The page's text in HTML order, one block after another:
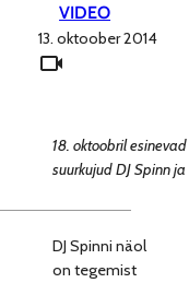
VIDEO
13. oktoober 2014
18. oktoobril
suurkujud DJ Spinn ja
DJ Spinni näol
on tegemist